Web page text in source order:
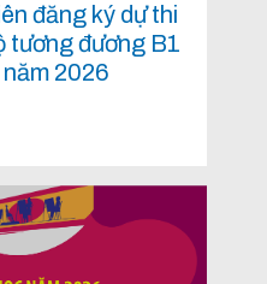
đăng ký dự thi
tương đương B1
2026